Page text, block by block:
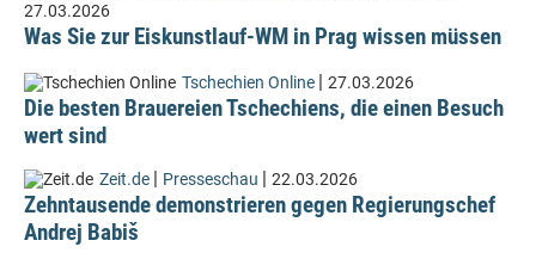
27.03.2026
Was Sie zur Eiskunstlauf-WM in Prag wissen müssen
Tschechien Online | 27.03.2026
Die besten Brauereien Tschechiens, die einen Besuch
wert sind
Zeit.de | Presseschau | 22.03.2026
Zehntausende demonstrieren gegen Regierungschef
Andrej Babiš